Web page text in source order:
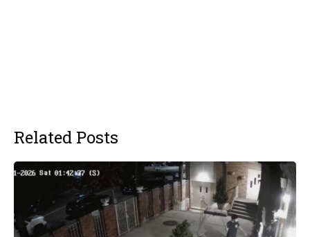
Related Posts